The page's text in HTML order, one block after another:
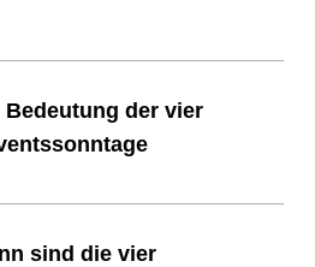
Bedeutung der vier
sind die vier